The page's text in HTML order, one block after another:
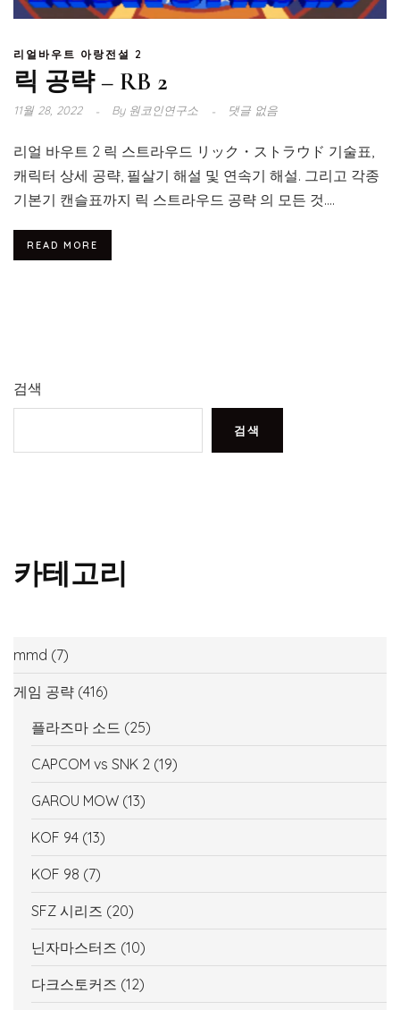
리얼바우트 아랑전설 2
릭 공략 – RB 2
11월 28, 2022 By원코인연구소 댓글 없음
리얼 바우트 2 릭 스트라우드 リック・ストラウド 기술표,
캐릭터 상세 공략, 필살기 해설 및 연속기 해설. 그리고 각종
기본기 캔슬표까지 릭 스트라우드 공략 의 모든 것....
READ MORE
검색
검색
카테고리
mmd (7)
게임 공략 (416)
플라즈마 소드 (25)
CAPCOM vs SNK 2 (19)
GAROU MOW (13)
KOF 94 (13)
KOF 98 (7)
SFZ 시리즈 (20)
닌자마스터즈 (10)
다크스토커즈 (12)